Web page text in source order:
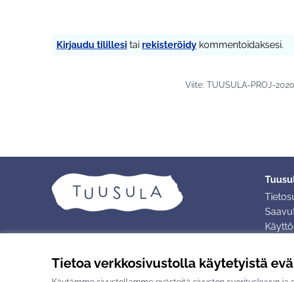
Tietoa verkkosivustolla käytetyistä
Kirjaudu tilillesi tai rekisteröidy kommentoidaksesi.
Viite: TUUSULA-PROJ-